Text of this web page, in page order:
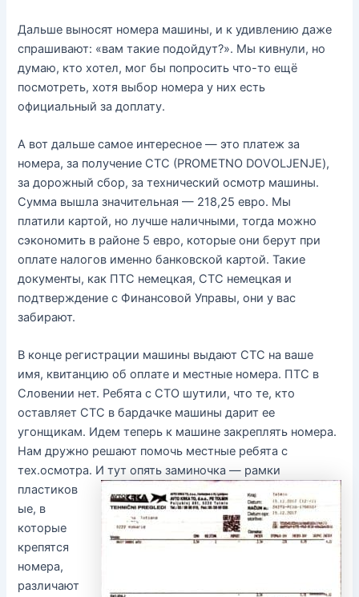
Дальше выносят номера машины, и к удивлению даже
спрашивают: «вам такие подойдут?». Мы кивнули, но
думаю, кто хотел, мог бы попросить что-то ещё
посмотреть, хотя выбор номера у них есть
официальный за доплату.
А вот дальше самое интересное — это платеж за
номера, за получение СТС (PROMETNO DOVOLJENJE),
за дорожный сбор, за технический осмотр машины.
Сумма вышла значительная — 218,25 евро. Мы
платили картой, но лучше наличными, тогда можно
сэкономить в районе 5 евро, которые они берут при
оплате налогов именно банковской картой. Такие
документы, как ПТС немецкая, СТС немецкая и
подтверждение с Финансовой Управы, они у вас
забирают.
В конце регистрации машины выдают СТС на ваше
имя, квитанцию об оплате и местные номера. ПТС в
Словении нет. Ребята с СТО шутили, что те, кто
оставляет СТС в бардачке машины дарит ее
угонщикам. Идем теперь к машине закреплять номера.
Нам дружно решают помочь местные ребята с
тех.осмотра. И тут опять заминочка — рамки
пластиков
ые, в
которые
крепятся
номера,
различают